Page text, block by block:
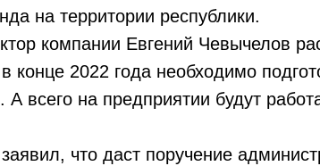
на территории республики.
компании Евгений Чевычелов
конце 2022 года необходимо
всего на предприятии будут
что даст поручение